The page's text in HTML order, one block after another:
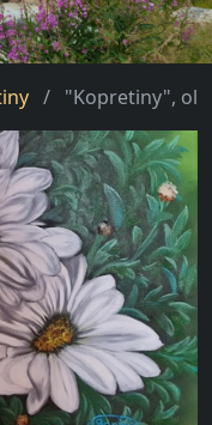
"Kopretiny",